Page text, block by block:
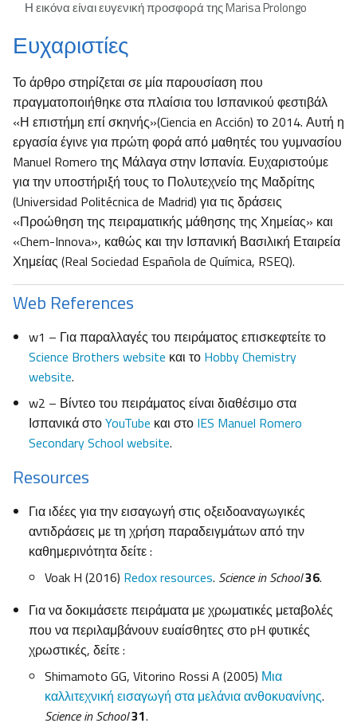
Η εικόνα είναι ευγενική προσφορά της Marisa Prolongo
Ευχαριστίες
Το άρθρο στηρίζεται σε μία παρουσίαση που
πραγματοποιήθηκε στα πλαίσια του Ισπανικού φεστιβάλ
«Η επιστήμη επί σκηνής»(Ciencia en Acción) το 2014. Αυτή η
εργασία έγινε για πρώτη φορά από μαθητές του γυμνασίου
Manuel Romero της Μάλαγα στην Ισπανία. Ευχαριστούμε
για την υποστήριξή τους το Πολυτεχνείο της Μαδρίτης
(Universidad Politécnica de Madrid) για τις δράσεις
«Προώθηση της πειραματικής μάθησης της Χημείας» και
«Chem-Innova», καθώς και την Ισπανική Βασιλική Εταιρεία
Χημείας (Real Sociedad Española de Química, RSEQ).
Web References
w1 – Για παραλλαγές του πειράματος επισκεφτείτε το
Science Brothers website και το Hobby Chemistry
website.
w2 – Βίντεο του πειράματος είναι διαθέσιμο στα
Ισπανικά στοYouTube και στο IES Manuel Romero
Secondary School website.
Resources
Για ιδέες για την εισαγωγή στις οξειδοαναγωγικές
αντιδράσεις με τη χρήση παραδειγμάτων από την
καθημερινότητα δείτε :
Voak H (2016) Redox resources. Science in School36.
Για να δοκιμάσετε πειράματα με χρωματικές μεταβολές
που να περιλαμβάνουν ευαίσθητες στο pH φυτικές
χρωστικές, δείτε :
Shimamoto GG, Vitorino Rossi A (2005) Μια
καλλιτεχνική εισαγωγή στα μελάνια ανθοκυανίνης.
Science in School31.